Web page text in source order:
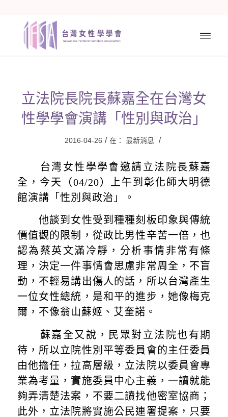
立法院長院長蘇嘉全在台灣女
性學學會演講「性別與政治」
2016-04-26 / 在： 最新消息 /
台灣女性學學會邀請立法院長蘇嘉
全，今天（04/20）上午到彰化師大明德
館演講「性別與政治」。
他談到女性受到種種刻板印象與傳統
價值觀的限制，從政比男性辛苦一倍，也
認為蔡英文滿冷靜，分析事情非常有條
理，決定一件事情會思慮非常周全，不盲
動，不輕易講出傷人的話，所以台灣產生
一位女性總統，是和平的進步，她像梅克
爾，不像翁山蘇姬、艾奎諾。
蘇嘉全又說，民眾對立法院也有期
待，所以立院性別平等委員會的主任委員
由他擔任，拉高層級，立法院以委員會專
業為考量，實施委員中心主義，一讀就能
夠弄清楚法案，不要二讀找他密室協商；
此外，立法院將實施公民連署提案，只要